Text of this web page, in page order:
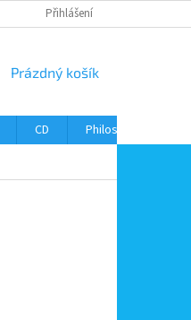
Přihlášení
NÁKUPNÍ
Prázdný košík
CD Philos